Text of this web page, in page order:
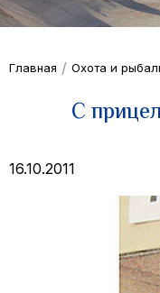
Главная / Охота и
С
16.10.2011